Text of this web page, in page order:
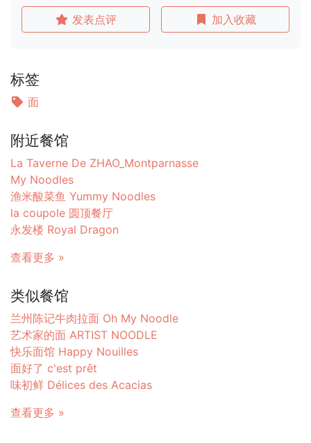
发表点评 加入收藏
标签
面
附近餐馆
La Taverne De ZHAO_Montparnasse
My Noodles
渔米酸菜鱼 Yummy Noodles
la coupole 圆顶餐厅
永发楼 Royal Dragon
查看更多 »
类似餐馆
兰州陈记牛肉拉面 Oh My Noodle
艺术家的面 ARTIST NOODLE
快乐面馆 Happy Nouilles
面好了 c'est prêt
味初鲜 Délices des Acacias
查看更多 »